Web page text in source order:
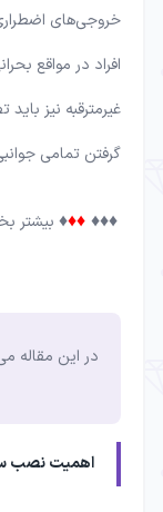
خروجی‌های
افراد در مواقع
غیرمترقبه نیز
گرفتن تمامی
♦♦♦
♦♦
♦ بیشتر
در این مقاله
اهمیت نصب